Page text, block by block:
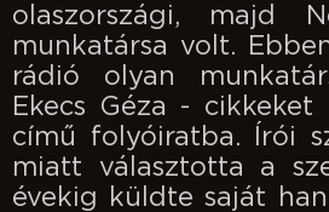
olaszországi, majd
munkatársa volt.
rádió olyan
Ekecs Géza -
című folyóiratba. Írói
miatt választotta a
évekig küldte saját